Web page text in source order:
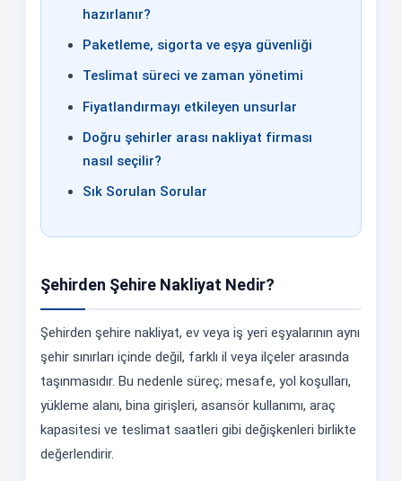
hazırlanır?
Paketleme, sigorta ve eşya güvenliği
Teslimat süreci ve zaman yönetimi
Fiyatlandırmayı etkileyen unsurlar
Doğru şehirler arası nakliyat firması
nasıl seçilir?
Sık Sorulan Sorular
Şehirden Şehire Nakliyat Nedir?
Şehirden şehire nakliyat, ev veya iş yeri eşyalarının aynı
şehir sınırları içinde değil, farklı il veya ilçeler arasında
taşınmasıdır. Bu nedenle süreç; mesafe, yol koşulları,
yükleme alanı, bina girişleri, asansör kullanımı, araç
kapasitesi ve teslimat saatleri gibi değişkenleri birlikte
değerlendirir.